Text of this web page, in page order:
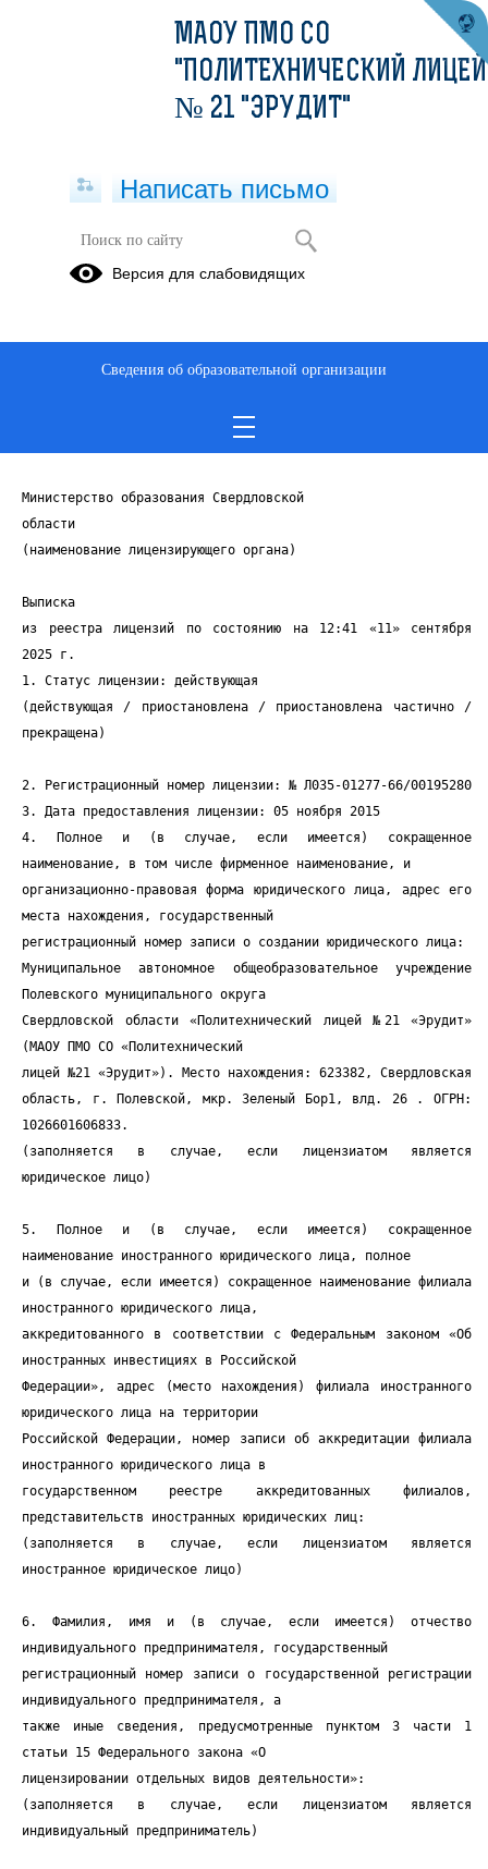
Реестровая выписка по состоянию
Опубликовано на сайте
Министерство образования Свердловской
области
(наименование лицензирующего органа)
Выписка
из реестра лицензий по состоянию на 12:41 «11» сентября
2025 г.
1. Статус лицензии: действующая
(действующая / приостановлена / приостановлена частично /
прекращена)
2. Регистрационный номер лицензии: № Л035-01277-66/00195280
3. Дата предоставления лицензии: 05 ноября 2015
4. Полное и (в случае, если имеется) сокращенное
наименование, в том числе фирменное наименование, и
организационно-правовая форма юридического лица, адрес его
места нахождения, государственный
регистрационный номер записи о создании юридического лица:
Муниципальное автономное общеобразовательное учреждение
Полевского муниципального округа
Свердловской области «Политехнический лицей №21 «Эрудит»
(МАОУ ПМО СО «Политехнический
лицей №21 «Эрудит»). Место нахождения: 623382, Свердловская
область, г. Полевской, мкр. Зеленый Бор1, влд. 26 . ОГРН:
1026601606833.
(заполняется в случае, если лицензиатом является
юридическое лицо)
5. Полное и (в случае, если имеется) сокращенное
наименование иностранного юридического лица, полное
и (в случае, если имеется) сокращенное наименование филиала
иностранного юридического лица,
аккредитованного в соответствии с Федеральным законом «Об
иностранных инвестициях в Российской
Федерации», адрес (место нахождения) филиала иностранного
юридического лица на территории
Российской Федерации, номер записи об аккредитации филиала
иностранного юридического лица в
государственном реестре аккредитованных филиалов,
представительств иностранных юридических лиц:
(заполняется в случае, если лицензиатом является
иностранное юридическое лицо)
6. Фамилия, имя и (в случае, если имеется) отчество
индивидуального предпринимателя, государственный
регистрационный номер записи о государственной регистрации
индивидуального предпринимателя, а
также иные сведения, предусмотренные пунктом 3 части 1
статьи 15 Федерального закона «О
лицензировании отдельных видов деятельности»:
(заполняется в случае, если лицензиатом является
индивидуальный предприниматель)
МАОУ ПМО СО
"ПОЛИТЕХНИЧЕСКИЙ ЛИЦЕЙ
№ 21 "ЭРУДИТ"
Написать письмо
Версия для слабовидящих
Сведения об образовательной организации